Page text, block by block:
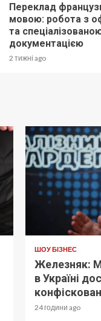
Переклад
мовою: робота з
та
документацією
2 тижні ago
ШОУ БІЗНЕС
Железняк:
в Україні
24 години ago